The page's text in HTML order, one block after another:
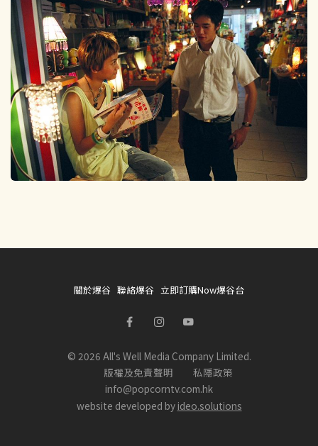
關於爆谷 聯絡爆谷 立即訂購Now爆谷台
© 2026 All's Well Media Company Limited.
版權及免責聲明
私隱政策
info@popcorntv.com.hk
website developed by ideo.solutions